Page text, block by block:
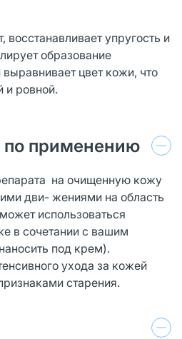
упругость и
образование
цвет кожи, что
и ровной.
по применению
на очищенную кожу
дви- жениями на область
использоваться
в сочетании с вашим
под крем).
ухода за кожей
старения.